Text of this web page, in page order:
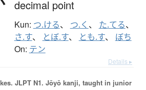
decimal point
Kun: つ.ける、 つ.く 、 た.てる、
さ.す、 とぼ.す、 とも.す、 ぼち
On: テン
Details ▸
JLPT N1. Jōyō kanji, taught in junior